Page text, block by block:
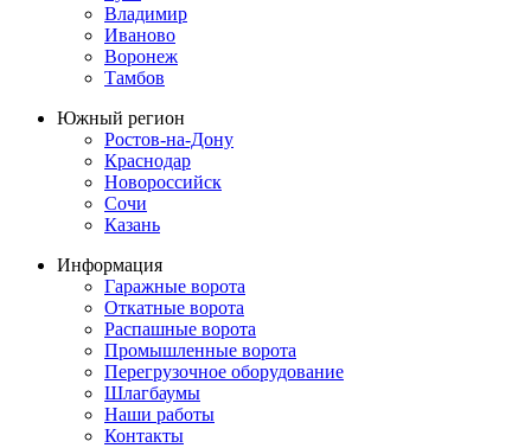
Владимир
Иваново
Воронеж
Тамбов
Южный регион
Ростов-на-Дону
Краснодар
Новороссийск
Сочи
Казань
Информация
Гаражные ворота
Откатные ворота
Распашные ворота
Промышленные ворота
Перегрузочное оборудование
Шлагбаумы
Наши работы
Контакты